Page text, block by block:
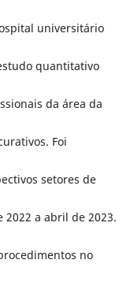
universitário
quantitativo
da área da
Foi
setores de
a abril de 2023.
no